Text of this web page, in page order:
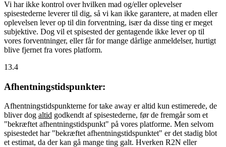
Vi har ikke kontrol over hvilken mad og/eller oplevelser
spisestederne leverer til dig, så vi kan ikke garantere, at maden eller
oplevelsen lever op til din forventning, især da disse ting er meget
subjektive. Dog vil et spisested der gentagende ikke lever op til
vores forventninger, eller får for mange dårlige anmeldelser, hurtigt
blive fjernet fra vores platform.
13.4
Afhentningstidspunkter:
Afhentningstidspunkterne for take away er altid kun estimerede, de
bliver dog altid godkendt af spisestederne, før de fremgår som et
"bekræftet afhentningstidspunkt" på vores platforme. Men selvom
spisestedet har "bekræftet afhentningstidspunktet" er det stadig blot
et estimat, da der kan gå mange ting galt. Hverken R2N eller